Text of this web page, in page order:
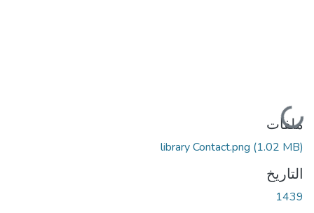
جاري التحميل...
ملفات
library Contact.png (1.02 MB)
التاريخ
1439